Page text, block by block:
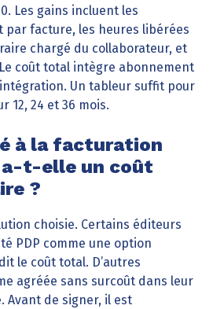
Les gains incluent les
par facture, les heures libérées
chargé du collaborateur, et
coût total intègre abonnement
Un tableur suffit pour
12, 24 et 36 mois.
à la facturation
t-elle un coût
?
choisie. Certains éditeurs
PDP comme une option
le coût total. D’autres
agréée sans surcoût dans leur
Avant de signer, il est